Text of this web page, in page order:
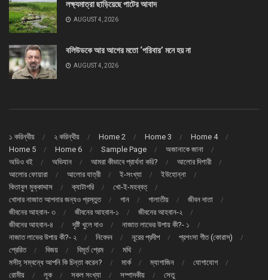
লক্ষ্যমাত্রা ছাড়িয়েছে পাটের আবাদ
AUGUST 4, 2026
বলিউডকে আর আগের মতো ‘পরিবার’ মনে হয় না
AUGUST 4, 2026
১ করিন্থীয় ২ করিন্থীয় Home 2 Home 3
Home 4
Home 5
Home 6 Sample Page
অজানাকে জানা
অডিও বই
অভিযান আমরা কীভাবে প্রার্থনা করি?
আলোর দিশারী
আলোর ফোয়ারা
আলোর যাত্রী ই-সংখ্যা
ইউহোন্না
কিতাবুল মুক্কাদ্দাস
ক্যাটাগরি
খো-ই-মহব্বত্
খোদার নাজাত আপনার জন্যও প্রস্তুত
গান গালাতীয়
জীবন দাতা
জীবনের আহবান- ৩
জীবনের আহবান-১
জীবনের আহবান-২
জীবনের আহবান-৪
দৃষ্টি খুলে দাও
নাজাত লাভের উপায় কী?- ১
নাজাত লাভের উপায় কী?- ২
নিবেদন নূরের প্রদীপ
প্রশংসা গীত (কোরাস্)
প্রেরিত
বিজয় বিমূর্ত প্রেম
মথি
মসীহ্ সম্বন্ধে আপনি কি চিন্তা করেন?
মার্ক ম্যাগাজিন
যোগাযোগ
রোমীয়
লূক সকল সংখ্যা সম্পাদকীয় সেতু